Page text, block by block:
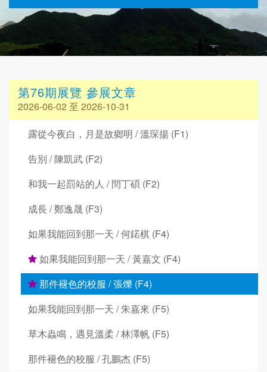
第76期展覽 參展文章
2026-06-02 至 2026-10-31
露從今夜白，月是故鄉明 / 溫琛揚 (F1)
告別 / 陳凱武 (F2)
和我一起罰站的人 / 閆丁碩 (F2)
成長 / 鄭逸晟 (F3)
如果我能回到那一天 / 何鍩棋 (F4)
如果我能回到那一天 / 黃嘉文 (F4)
那件褪色的校服 / 張爍 (F4)
如果我能回到那一天 / 朱嘉來 (F5)
草木蟲鳴，遇見溫柔 / 林澤帆 (F5)
那件褪色的校服 / 孔鵬杰 (F5)